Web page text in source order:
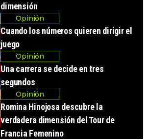
dimensión
Opinión
Cuando los números quieren dirigir el
juego
Opinión
Una carrera se decide en tres
segundos
Opinión
Romina Hinojosa descubre la
verdadera dimensión del Tour de
Francia Femenino